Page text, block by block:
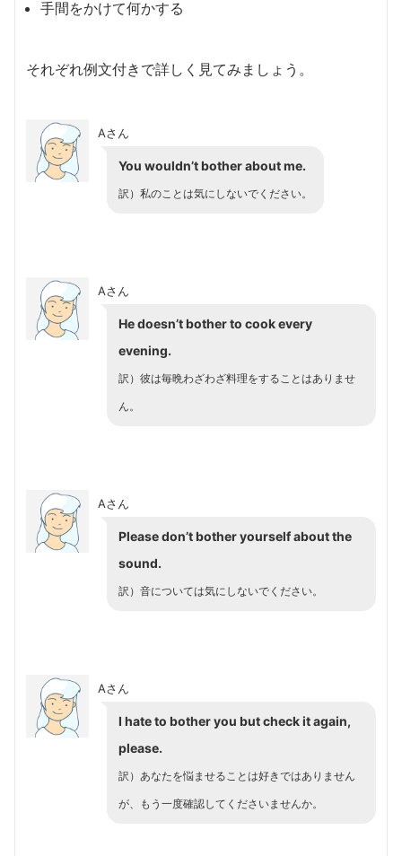
手間をかけて何かする
それぞれ例文付きで詳しく見てみましょう。
Aさん
You wouldn’t bother about me.
訳）私のことは気にしないでください。
Aさん
He doesn’t bother to cook every
evening.
訳）彼は毎晩わざわざ料理をすることはありませ
ん。
Aさん
Please don’t bother yourself about the
sound.
訳）音については気にしないでください。
Aさん
I hate to bother you but check it again,
please.
訳）あなたを悩ませることは好きではありません
が、もう一度確認してくださいませんか。